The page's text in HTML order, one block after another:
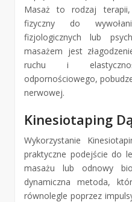
Masaż to rodzaj
fizyczny do
fizjologicznych lub
masażem jest
ruchu i
odpornościowego,
nerwowej.
Kinesiotaping
Wykorzystanie
praktyczne podejście do
masażu lub odnowy
dynamiczna metoda,
równolegle poprzez